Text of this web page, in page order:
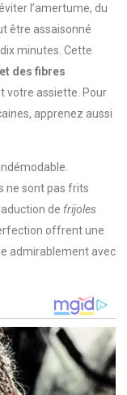
l’amertume, du
être assaisonné
minutes. Cette
des fibres
votre assiette. Pour
apprenez aussi
ne sont pas frits
de frijoles
offrent une
admirablement avec